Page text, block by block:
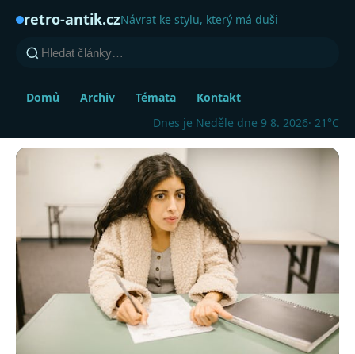
retro-antik.czNávrat ke stylu, který má duši
Domů Archiv Témata
Kontakt
Dnes je Neděle dne 9 8. 2026· 21°C